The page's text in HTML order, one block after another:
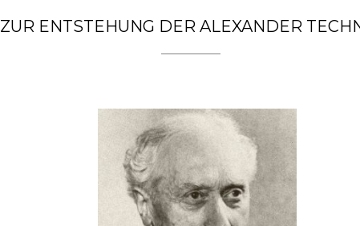
ZUR ENTSTEHUNG DER ALEXANDER